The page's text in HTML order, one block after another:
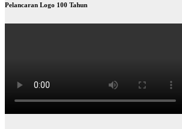
Pelancaran Logo 100 Tahun